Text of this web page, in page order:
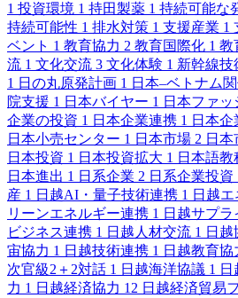
1 投資環境 1 持田製薬 1 持続可能な
持続可能性 1 排水対策 1 支援産業 1
ベント 1 教育協力 2 教育国際化 1 教
流 1 文化交流 3 文化体験 1 新幹線技
1 日の丸原発計画 1 日本–ベトナム
院支援 1 日本バイヤー 1 日本ファッ
企業の投資 1 日本企業連携 1 日本企
日本小売センター 1 日本市場 2 日本
日本投資 1 日本投資拡大 1 日本語教
日本進出 1 日系企業 2 日系企業投資
産 1 日越AI・量子技術連携 1 日越
リーンエネルギー連携 1 日越サプ
ビジネス連携 1 日越人材交流 1 日越
宙協力 1 日越技術連携 1 日越教育協
次官級2＋2対話 1 日越海洋協議 1
力 1 日越経済協力 12 日越経済貿易